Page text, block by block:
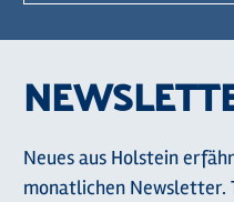
Neues aus Holstein
monatlichen Newsletter.